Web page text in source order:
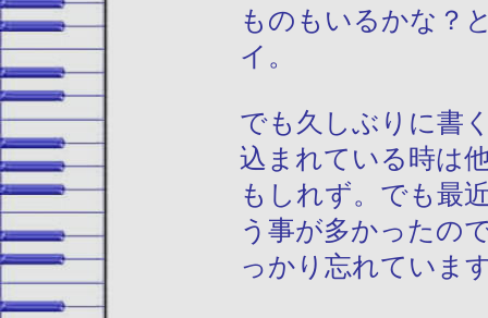
ものもいるかな？
イ。
でも久しぶりに書
込まれている時は
もしれず。でも最
う事が多かったの
っかり忘れていま